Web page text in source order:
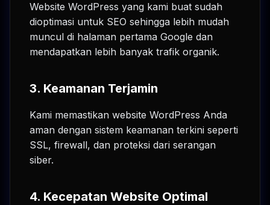
Website WordPress yang kami buat sudah
dioptimasi untuk SEO sehingga lebih mudah
muncul di halaman pertama Google dan
mendapatkan lebih banyak trafik organik.
3. Keamanan Terjamin
Kami memastikan website WordPress Anda
aman dengan sistem keamanan terkini seperti
SSL, firewall, dan proteksi dari serangan
siber.
4. Kecepatan Website Optimal